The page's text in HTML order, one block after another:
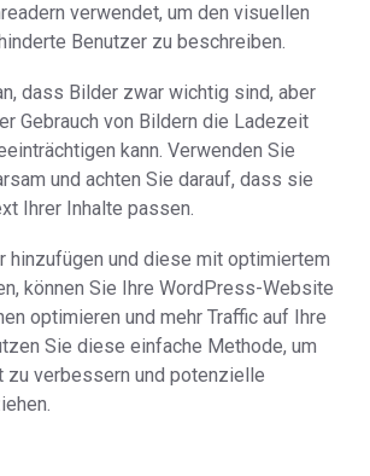
verwendet, um den visuellen
Benutzer zu beschreiben.
dass Bilder zwar wichtig sind, aber
Gebrauch von Bildern die Ladezeit
kann. Verwenden Sie
und achten Sie darauf, dass sie
Ihrer Inhalte passen.
hinzufügen und diese mit optimiertem
können Sie Ihre WordPress-Website
optimieren und mehr Traffic auf Ihre
Sie diese einfache Methode, um
zu verbessern und potenzielle